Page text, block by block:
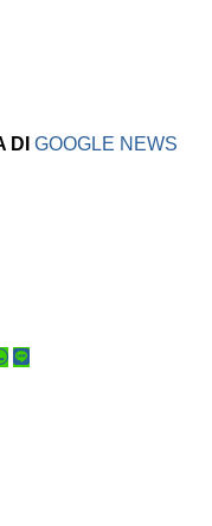
DI GOOGLE NEWS